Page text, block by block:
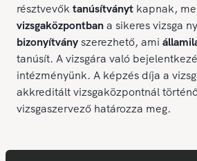
résztvevőktanúsítványt kapnak,
vizsgaközpontbana sikeres vizsga
bizonyítványszerezhető, ami
tanúsít. A vizsgára való
intézményünk. A képzés díja a
akkreditált vizsgaközpontnál
vizsgaszervező határozza meg.